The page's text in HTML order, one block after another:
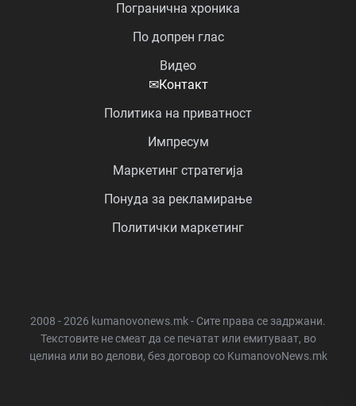
Погранична хроника
По допрен глас
Видео
✉Контакт
Политика на приватност
Импресум
Маркетинг стратегија
Понуда за рекламирање
Политички маркетинг
2008 - 2026 kumanovonews.mk - Сите права се задржани.
Текстовите не смеат да се печатат или емитуваат, во
целина или во делови, без договор со KumanovoNews.mk